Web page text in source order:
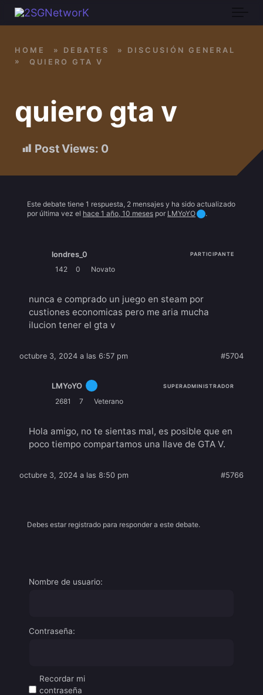
Skip to main content
quiero gta v
Post Views: 0
HOME » DEBATES »
DISCUSIÓN GENERAL
»
QUIERO GTA V
Este debate tiene 1 respuesta, 2 mensajes y ha sido actualizado
por última vez el hace 1 año, 10 meses por LMYoYO .
londres_0 PARTICIPANTE
142 0 Novato
nunca e comprado un juego en steam por
custiones economicas pero me aria mucha
ilucion tener el gta v
octubre 3, 2024 a las 6:57 pm #5704
LMYoYO SUPERADMINISTRADOR
2681 7 Veterano
Hola amigo, no te sientas mal, es posible que en
poco tiempo compartamos una llave de GTA V.
octubre 3, 2024 a las 8:50 pm #5766
Debes estar registrado para responder a este debate.
Nombre de usuario:
Contraseña:
Recordar mi
contraseña